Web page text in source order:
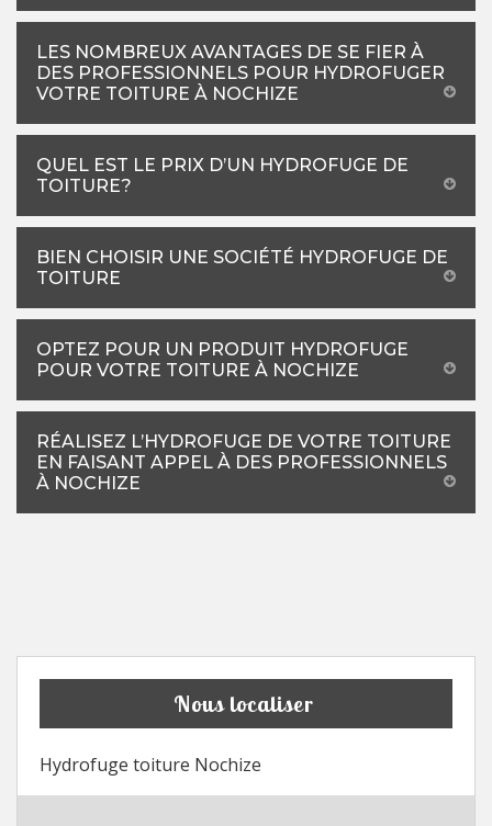
LES NOMBREUX AVANTAGES DE SE FIER À
DES PROFESSIONNELS POUR HYDROFUGER
VOTRE TOITURE À NOCHIZE
QUEL EST LE PRIX D’UN HYDROFUGE DE
TOITURE?
BIEN CHOISIR UNE SOCIÉTÉ HYDROFUGE DE
TOITURE
OPTEZ POUR UN PRODUIT HYDROFUGE
POUR VOTRE TOITURE À NOCHIZE
RÉALISEZ L’HYDROFUGE DE VOTRE TOITURE
EN FAISANT APPEL À DES PROFESSIONNELS
À NOCHIZE
Nous localiser
Hydrofuge toiture Nochize